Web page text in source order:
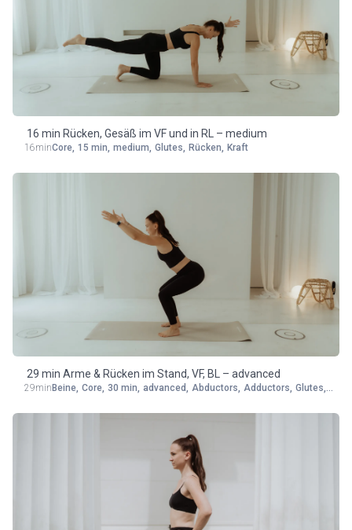
16 min Rücken, Gesäß im VF und in RL – medium
16minCore, 15 min, medium, Glutes, Rücken, Kraft
29 min Arme & Rücken im Stand, VF, BL – advanced
29min Beine, Core, 30 min, advanced, Abductors, Adductors, Glutes,